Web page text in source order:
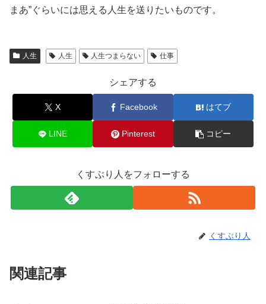
まあ”ぐらいには思える人生を送りたいものです。
人生 人生 人生つまらない 仕事
シェアする
X Facebook はてブ
LINE Pinterest コピー
くすぶり人をフォローする
くすぶり人
関連記事